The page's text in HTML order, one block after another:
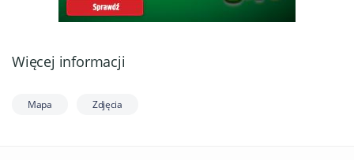
Więcej informacji
Mapa Zdjęcia